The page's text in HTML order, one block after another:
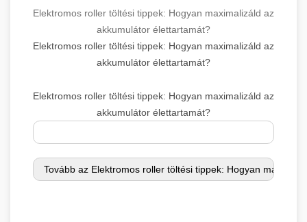
Elektromos roller töltési tippek: Hogyan maximalizáld az
akkumulátor élettartamát?
Elektromos roller töltési tippek: Hogyan maximalizáld az
akkumulátor élettartamát?
Elektromos roller töltési tippek: Hogyan maximalizáld az
akkumulátor élettartamát?